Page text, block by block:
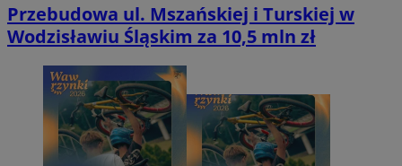
Przebudowa ul. Mszańskiej i Turskiej w
Wodzisławiu Śląskim za 10,5 mln zł